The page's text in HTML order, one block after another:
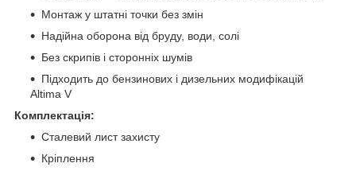
Монтаж у штатні точки без змін
Надійна оборона від бруду, води, солі
Без скрипів і сторонніх шумів
Підходить до бензинових і дизельних модифікацій
Altima V
Комплектація:
Сталевий лист захисту
Кріплення